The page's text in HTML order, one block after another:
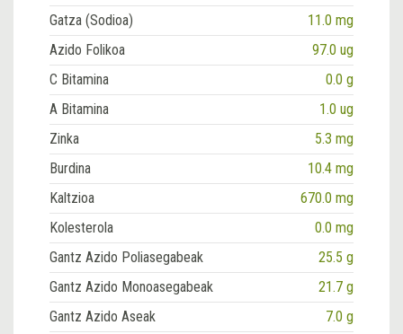
Gatza (Sodioa)
11.0 mg
Azido Folikoa
97.0 ug
C Bitamina
0.0 g
A Bitamina
1.0 ug
Zinka
5.3 mg
Burdina
10.4 mg
Kaltzioa
670.0 mg
Kolesterola
0.0 mg
Gantz Azido Poliasegabeak
25.5 g
Gantz Azido Monoasegabeak
21.7 g
Gantz Azido Aseak
7.0 g